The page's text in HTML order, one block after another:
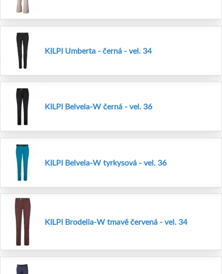
KILPI Umberta - černá - vel. 34
KILPI Belvela-W černá - vel. 36
KILPI Belvela-W tyrkysová - vel. 36
KILPI Brodelia-W tmavě červená - vel. 34